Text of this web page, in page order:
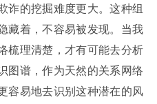
诈的挖掘难度更大。这种组
藏着，不容易被发现。当我
梳理清楚，才有可能去分析
图谱，作为天然的关系网络
容易地去识别这种潜在的风